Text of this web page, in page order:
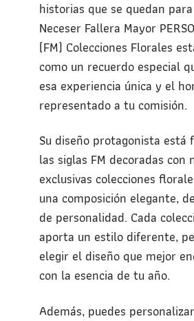
historias que se quedan
Neceser Fallera Mayor
(FM) Colecciones Florales
como un recuerdo especial
esa experiencia única y el
representado a tu comisión.
Su diseño protagonista está
las siglas FM decoradas con
exclusivas colecciones
una composición elegante,
de personalidad. Cada
aporta un estilo diferente,
elegir el diseño que mejor
con la esencia de tu año.
Además, puedes